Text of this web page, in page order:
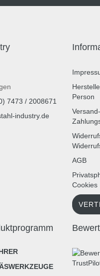
7473 / 2008671
industry.de
Person
AGB
Cookies